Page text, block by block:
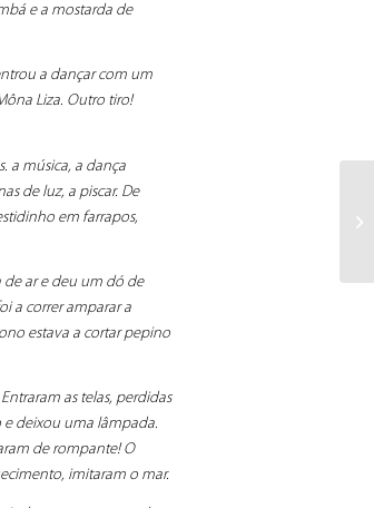
e a mostarda de
a dançar com um
Liza. Outro tiro!
a música, a dança
de luz, a piscar. De
em farrapos,
de ar e deu um dó de
a correr amparar a
estava a cortar pepino
as telas, perdidas
e deixou uma lâmpada.
de rompante! O
imitaram o mar.